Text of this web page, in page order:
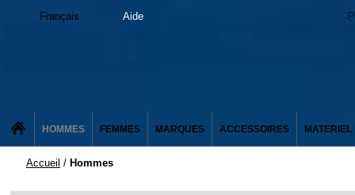
Français Aide
HOMMES FEMMES MARQUES ACCESSOIRES MATERIEL
Accueil / Hommes